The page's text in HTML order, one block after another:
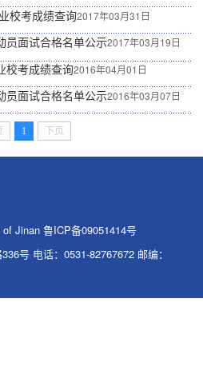
校考成绩查询2017年03月31日
员面试合格名单公示2017年03月19日
校考成绩查询2016年04月01日
员面试合格名单公示2016年03月07日
1 下页
Jinan 鲁ICP备09051414号
号 电话：0531-82767672 邮编：